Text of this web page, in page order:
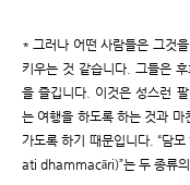
* 그러나 어떤 사람들은 그것
키우는 것 같습니다. 그들은
을 즐깁니다. 이것은 성스런
는 여행을 하도록 하는 것과
가도록 하기 때문입니다. “담
ati dhammacāri)”는 두 종류의